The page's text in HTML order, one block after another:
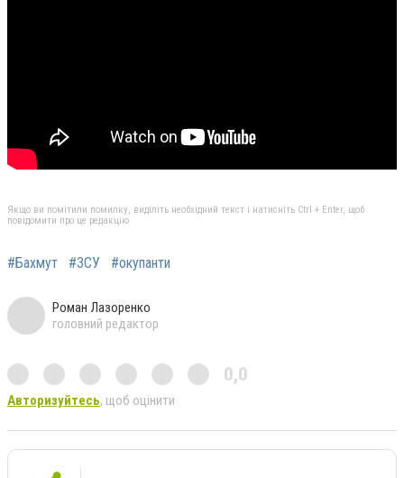
Якщо ви помітили помилку, виділіть необхідний текст і натисніть Ctrl + Enter, щоб
повідомити про це редакцію
#Бахмут #ЗСУ #окупанти
Роман Лазоренко
головний редактор
0,0
Авторизуйтесь, щоб оцінити